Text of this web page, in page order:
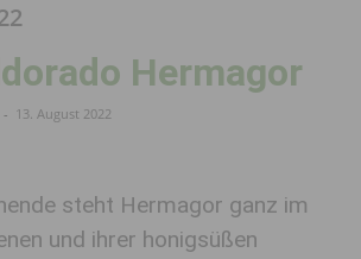
Hermagor
- 13. August 2022
steht Hermagor ganz im
und ihrer honigsüßen